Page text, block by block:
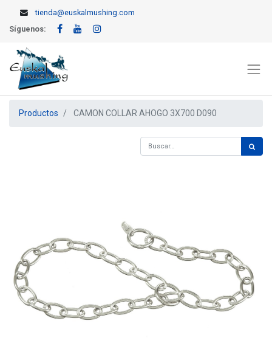
tienda@euskalmushing.com
Síguenos:
Productos CAMON COLLAR AHOGO 3X700 D090